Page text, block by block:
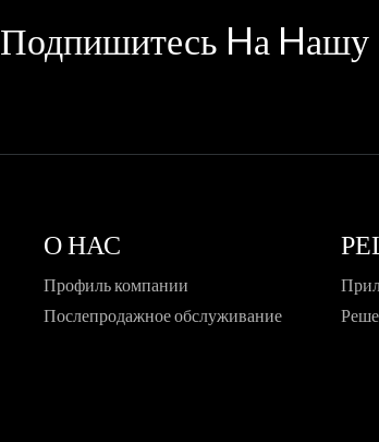
Подпишитесь Hа Hашу
О НАС
Профиль компании
Послепродажное обслуживание